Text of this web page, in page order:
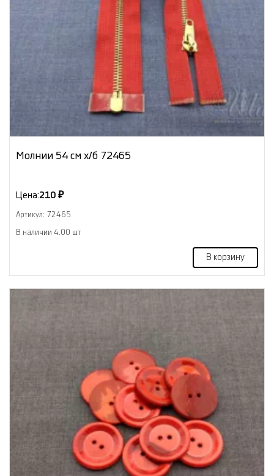
Молнии 54 см х/б 72465
Цена:210 ₽
Артикул: 72465
В наличии 4.00 шт
В корзину